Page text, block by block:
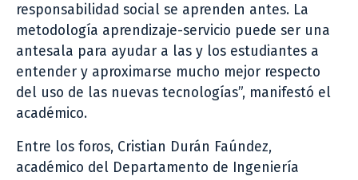
responsabilidad social se aprenden antes. La
metodología aprendizaje-servicio puede ser una
antesala para ayudar a las y los estudiantes a
entender y aproximarse mucho mejor respecto
del uso de las nuevas tecnologías”, manifestó el
académico.
Entre los foros, Cristian Durán Faúndez,
académico del Departamento de Ingeniería